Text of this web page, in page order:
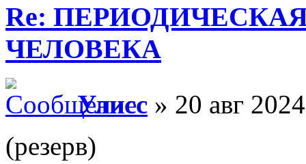
Re:
ЧЕЛОВЕКА
Улисс » 20 авг
(резерв)